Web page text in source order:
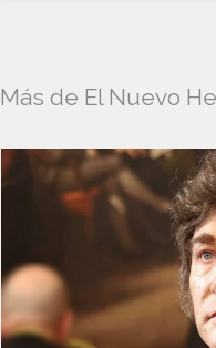
Más de El Nuevo